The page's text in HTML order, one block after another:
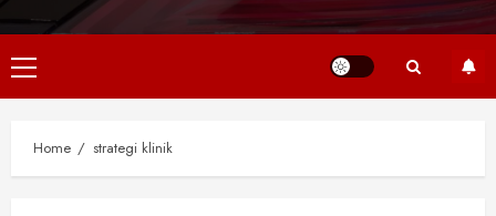
Primary
Menu
Home strategi klinik